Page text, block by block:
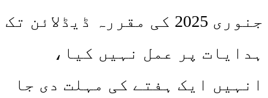
جنوری 2025 کی مقررہ ڈیڈلائن تک
ہدایات پر عمل نہیں کیا،
انہیں ایک ہفتے کی مہلت دی جا